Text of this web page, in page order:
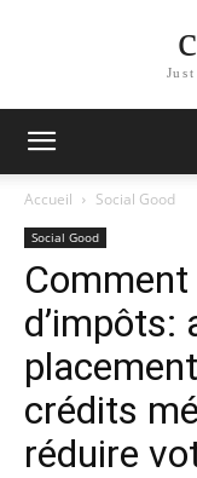
Accueil Social Good
Social Good
d’impôts:
crédits
réduire